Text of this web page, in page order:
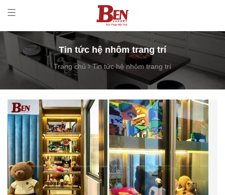
Tin tức hệ nhôm trang trí
Trang chủ Tin tức hệ nhôm trang trí